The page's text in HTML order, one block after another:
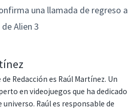
una llamada de regreso a
Alien 3
Redacción es Raúl Martínez. Un
en videojuegos que ha dedicado
universo. Raúl es responsable de